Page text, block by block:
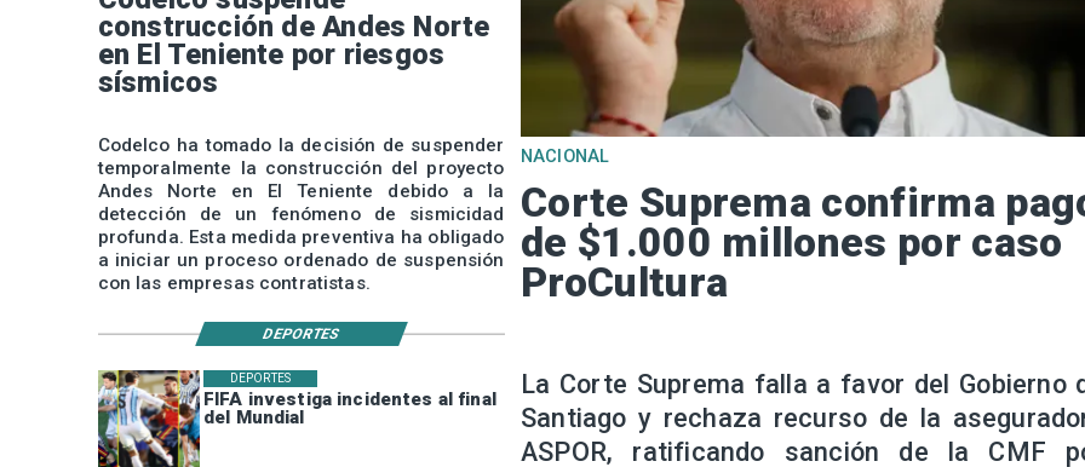
FIFA investiga incidentes al final
del Mundial
DEPORTES
construcción de Andes Norte
en El Teniente por riesgos
sísmicos
Codelco ha tomado la decisión de suspender
temporalmente la construcción del proyecto
Andes Norte en El Teniente debido a la
detección de un fenómeno de sismicidad
profunda. Esta medida preventiva ha obligado
a iniciar un proceso ordenado de suspensión
con las empresas contratistas.
NACIONAL
Corte Suprema confirma
de $1.000 millones por caso
ProCultura
La Corte Suprema falla a favor del Gobierno
Santiago y rechaza recurso de la
ASPOR, ratificando sanción de la CMF
DEPORTES